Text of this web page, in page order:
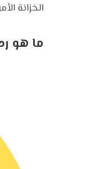
الخزانة
ما هو